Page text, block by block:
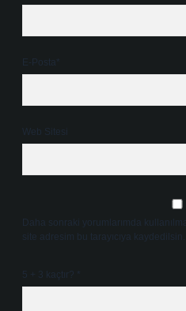
E-Posta*
Web Sitesi
Daha sonraki yorumlarımda
site adresim bu tarayıcıya kaydedilsin.
5 + 3 kaçtır?